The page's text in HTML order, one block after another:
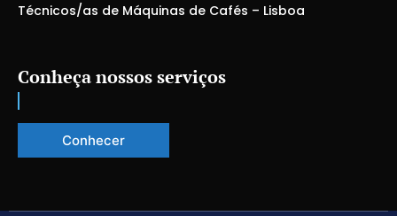
Técnicos/as de Máquinas de Cafés – Lisboa
Conheça nossos serviços
Conhecer